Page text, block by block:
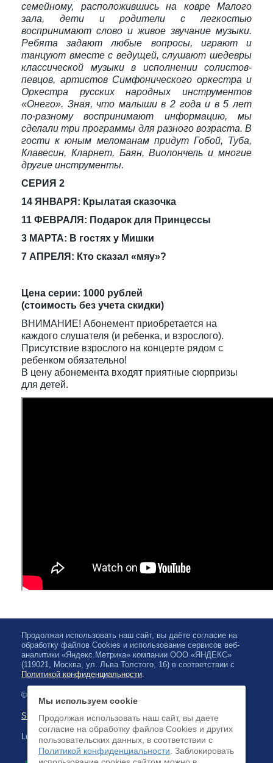
семейному, расположившись на ковре Малого
зала, дети и родители с легкостью
воспринимают слово и живое звучание музыки.
Ребята задают любые вопросы, играют и
танцуют вместе с ведущей, слушают шедевры
классической музыки в исполнении солистов-
певцов, артистов Симфонического оркестра и
Оркестра русских народных инструментов
«Онего». Зная, что малыши в 2 года и в 5 лет
по-разному воспринимают информацию, мы
сделали три программы для разного возраста. В
гости к юным меломанам придут Гобой, Туба,
Клавесин, Кларнет, Баян, Виолончель и многие
другие инструменты.
СЕРИЯ 2
14 ЯНВАРЯ: Крылатая сказочка
11 ФЕВРАЛЯ: Подарок для Принцессы
3 МАРТА: В гостях у Мишки
7 АПРЕЛЯ: Кто сказал «мяу»?
Цена серии: 1000 рублей
(стоимость без учета скидки)
ВНИМАНИЕ! Абонемент приобретается на
каждого слушателя (и ребенка, и взрослого).
Присутствие взрослого на концерте рядом с
ребенком обязательно!
В цену абонемента входят приятные сюрпризы
для детей.
Продолжая использовать наш сайт, вы даёте согласие на
обработку файлов Cookies и использование сервисов веб-
аналитики «Яндекс.Метрика» компании ООО «ЯНДЕКС»
(119021, Москва, ул. Льва Толстого, 16) в соответствии с
Политикой конфиденциальности.
© 2026, Karjalan valtionfilharmonia
Sivuston kartta
Luottokortilla maksaminen on saatavilla
Мы используем cookie
Продолжая использовать наш сайт, вы даете
согласие на обработку файлов Cookies и других
пользовательских данных, в соответствии с
Политикой конфиденциальности . Заблокировать